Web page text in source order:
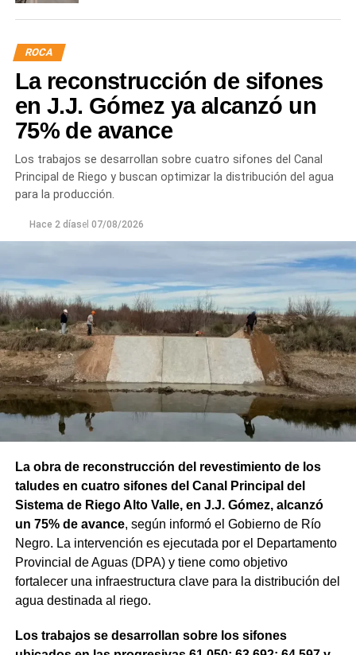
ROCA
La reconstrucción de sifones
en J.J. Gómez ya alcanzó un
75% de avance
Los trabajos se desarrollan sobre cuatro sifones del Canal
Principal de Riego y buscan optimizar la distribución del agua
para la producción.
Hace 2 díasel 07/08/2026
La obra de reconstrucción del revestimiento de los
taludes en cuatro sifones del Canal Principal del
Sistema de Riego Alto Valle, en J.J. Gómez, alcanzó
un 75% de avance, según informó el Gobierno de Río
Negro. La intervención es ejecutada por el Departamento
Provincial de Aguas (DPA) y tiene como objetivo
fortalecer una infraestructura clave para la distribución del
agua destinada al riego.
Los trabajos se desarrollan sobre los sifones